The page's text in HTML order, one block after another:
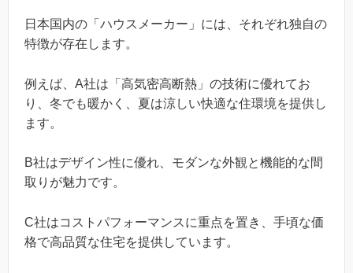
日本国内の「ハウスメーカー」には、それぞれ独自の
特徴が存在します。
例えば、A社は「高気密高断熱」の技術に優れてお
り、冬でも暖かく、夏は涼しい快適な住環境を提供し
ます。
B社はデザイン性に優れ、モダンな外観と機能的な間
取りが魅力です。
C社はコストパフォーマンスに重点を置き、手頃な価
格で高品質な住宅を提供しています。